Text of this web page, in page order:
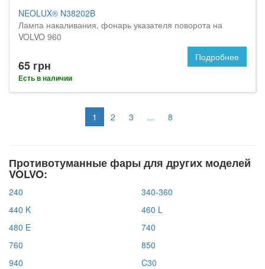
NEOLUX® N38202B
Лампа накаливания, фонарь указателя поворота на
VOLVO 960
65 грн
Есть в наличии
Подробнее
1 2 3 ... 8
Противотуманные фары для других моделей
VOLVO:
240
340-360
440 K
460 L
480 E
740
760
850
940
C30